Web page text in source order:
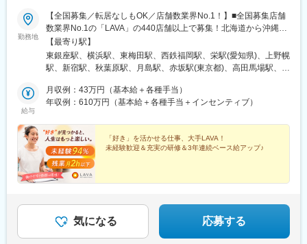
町駅(兵庫県)、鳥取駅、山陽姫路駅、三ノ宮駅、三宮駅(神戸市
営)、西宮北口駅、立花駅、尼崎駅(阪神線)、備前西市駅、岡山駅
前駅、徳島駅、松江駅、西条駅(広島県)、梶栗郷台地駅、大街道
駅、円行寺口駅、倉敷市駅、瓦町駅、古市橋駅、八丁堀駅(広島
県)、横川駅、立町駅、福山駅、山口駅(山口県)、穴生駅、てだこ
浦西駅、佐世保中央駅、竹下駅、観光通駅、西新駅、天神南駅、
大橋駅(福岡県)、西鉄福岡駅、旦過駅、小倉駅(福岡県)、牧志駅、
奥武山公園駅、浦添前田駅、鍋島駅、宮崎駅、久留米高校前駅、
別府駅(大分県)、大分駅、竜田口駅、通町筋駅、花畑町駅、辛島町
県)、天童駅、名取駅、泉中央駅、仙台駅、仙台駅(地下鉄)、東金
駅、本八幡駅(総武線)、石岡駅、牛久駅、群馬藤岡駅、佐久平駅、
北長野駅、伊那北駅、高田駅(新潟県)、西新発田駅、油田駅、額住
宅前駅、小松駅、野町駅、野々市駅(ＩＲいしかわ鉄道線)、鴨宮
駅、上溝駅、センター北駅、青葉台駅、センター南駅、武蔵小杉
駅、金沢文庫駅、六会日大前駅、辻堂駅、つきみ野駅、松が谷
駅、桜ケ丘駅、常永駅、国母駅、仙川駅、学芸大学駅、千歳烏山
駅、目黒駅、大井町駅、北府駅、まつもと町屋駅、敦賀駅、西春
勤務地
【全国募集／転居なしもOK／店舗数業界No.1！】■全国募集店舗
数業界No.1の「LAVA」の440店舗以上で募集！北海道から沖縄ま
で、全国47都道府県に出店しています。◎勤務エリアは希望を考
慮し決定◎店舗のほとんどが駅から徒歩圏内！◎一部店舗は車通
勤OK＼海外研修のチャンスあり！／年に1回優秀店舗に選ばれる
年数が経過すると、海外で本格的なヨガも学べます◎＼“好き”がど
んどん広がる環境！／基礎から学べる研修で、楽しみながらスキ
挑戦可能！あなたの“やってみたい”が形にしやすい環境です。《嬉
しいPOINT★》■3年連続ベース給アップ！未経験でも月収43万円
可■選べる働き方充実！転居ありorなし選択可■住宅手当最大月5万
円（規定あり）■インセンティブ平均額93万円！■長期休暇も取得
OK！5連休取得率90％超■産育休取得率100%、復帰率92.5%■国
【最寄り駅】
東銀座駅、横浜駅、東梅田駅、西鉄福岡駅、栄駅(愛知県)、上野幌
駅、新宿駅、秋葉原駅、月島駅、赤坂駅(東京都)、高田馬場駅、市
駅、門前仲町駅、東陽町駅、住吉駅(東京都)、豊洲駅、大森駅(東
京都)、大崎広小路駅、目黒駅、戸越駅、大井町駅、青物横丁駅、
嶽山駅、大鳥居駅、京急蒲田駅、三軒茶屋駅、経堂駅、成城学園
前駅、桜新町駅、下北沢駅、千歳烏山駅、下高井戸駅、神泉駅、
笹塚駅、中野坂上駅、野方駅、浜田山駅、高円寺駅、荻窪駅、池
袋駅、巣鴨駅、大塚駅(東京都)、赤羽駅、王子駅、日暮里駅(舎人
ライナー)、町屋駅前駅、成増駅、ときわ台駅(東京都)、志村坂上
石神井駅、東武練馬駅、綾瀬駅、北千住駅、竹ノ塚駅、西新井
駅、新小岩駅、お花茶屋駅、亀有駅、京成金町駅、西葛西駅、瑞
江駅、八王子駅、南大沢駅、八王子みなみ野駅、立川北駅、立飛
駅、吉祥寺駅、三鷹駅、河辺駅、府中駅(東京都)、拝島駅、調布
給与
月収例：43万円（基本給＋各種手当）
年収例：610万円（基本給＋各種手当＋インセンティブ）
「好き」を活かせる仕事、大手LAVA！
未経験歓迎＆充実の研修＆3年連続ベース給アップ♪
気になる 応募する